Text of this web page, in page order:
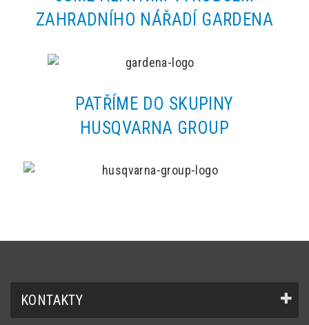
ZAHRADNÍHO NÁŘADÍ GARDENA
PATŘÍME DO SKUPINY
HUSQVARNA GROUP
KONTAKTY